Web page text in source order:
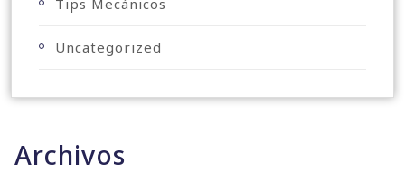
Tips Mecánicos
Uncategorized
Archivos